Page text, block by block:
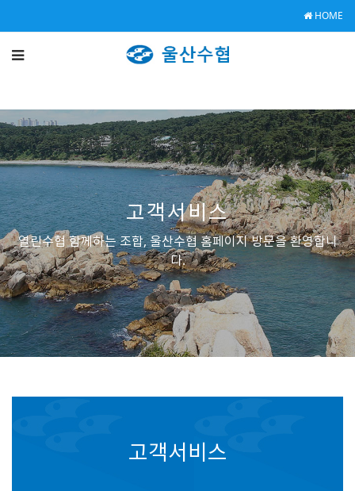
HOME
고객서비스
열린수협 함께하는 조합, 울산수협 홈페이지 방문을 환영합니
다.
고객서비스